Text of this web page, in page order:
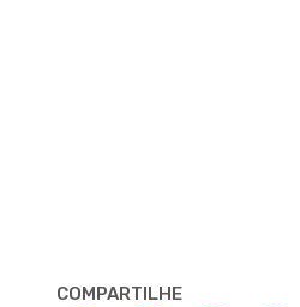
COMPARTILHE